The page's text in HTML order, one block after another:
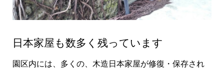
日本家屋も数多く残っています
園区内には、多くの、木造日本家屋が修復・保存され